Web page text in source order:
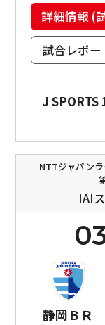
詳細情報 (
試合レポー
J SPORTS
NTTジャパン
IAI
静岡ＢＲ